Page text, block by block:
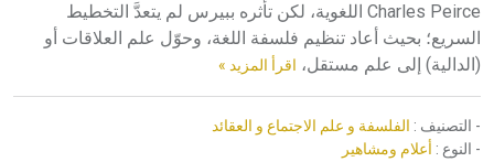
Charles Peirce اللغوية، لكن تأثره ببيرس لم يتعدَّ التخطيط
السريع؛ بحيث أعاد تنظيم فلسفة اللغة، وحوّل علم العلاقات أو
(الدالية) إلى علم مستقل، اقرأ المزيد »
- التصنيف : الفلسفة و علم الاجتماع و العقائد
- النوع : أعلام ومشاهير